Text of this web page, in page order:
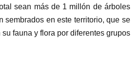
sean más de 1 millón de árboles
sembrados en este territorio, que se
su fauna y flora por diferentes grupos